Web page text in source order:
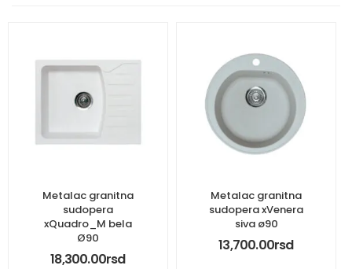
Metalac granitna
sudopera
xQuadro_M bela
Ø90
18,300.00rsd
Metalac granitna
sudopera xVenera
siva ø90
13,700.00rsd